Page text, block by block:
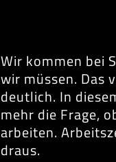
Wir kommen bei
wir müssen. Das
deutlich. In
mehr die Frage,
arbeiten.
draus.